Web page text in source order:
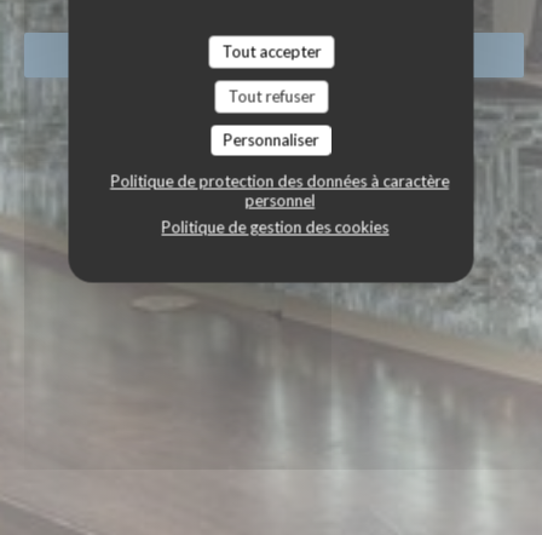
Tout accepter
Tout refuser
Personnaliser
Politique de protection des données à caractère
personnel
Politique de gestion des cookies
RÉSERVER